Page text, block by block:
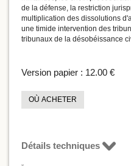
de la défense, la restriction
multiplication des dissolutions
une timide intervention des
tribunaux de la désobéissance
Version papier : 12.00 €
OÙ ACHETER
Détails techniques